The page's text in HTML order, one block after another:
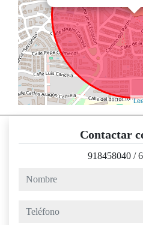
Contactar
918458040 /
nombre
teléfono